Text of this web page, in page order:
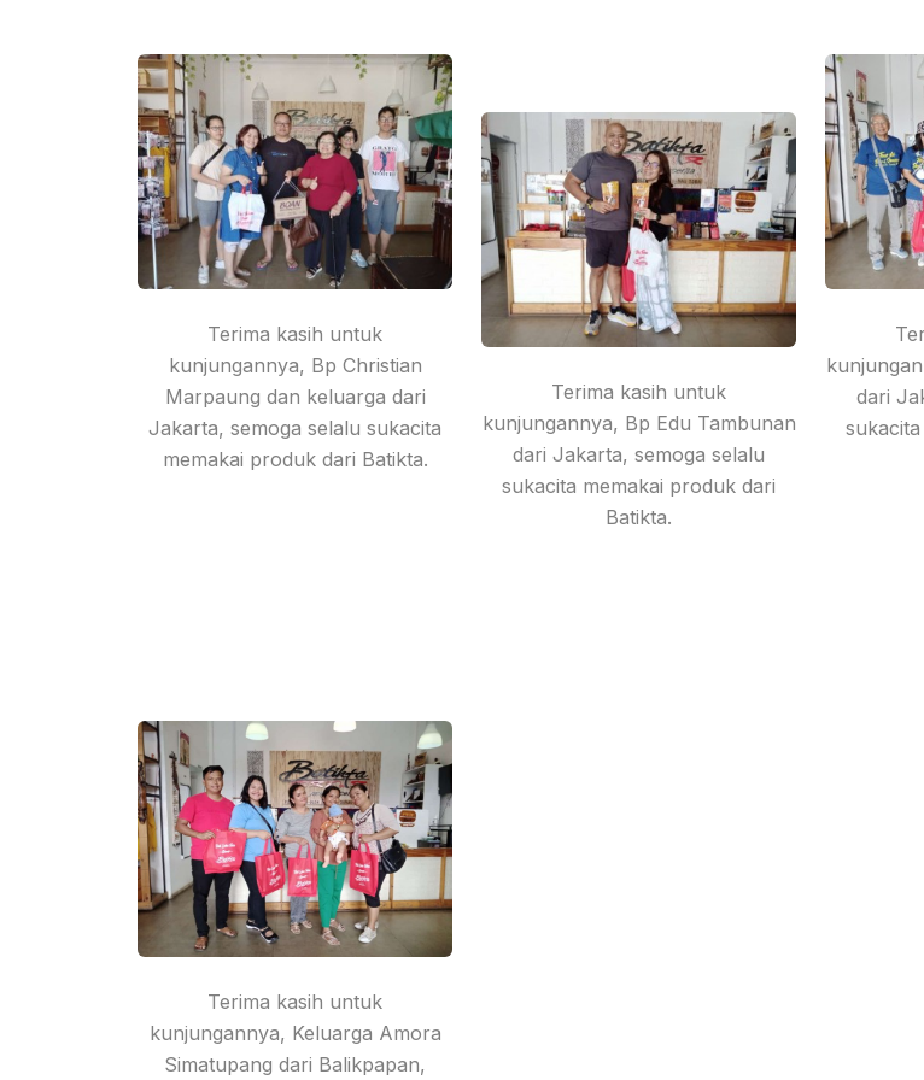
Terima kasih untuk
kunjungannya, Bp Christian
Marpaung dan keluarga dari
Jakarta, semoga selalu sukacita
memakai produk dari Batikta.
Terima kasih untuk
kunjungannya, Bp Edu Tambunan
dari Jakarta, semoga selalu
sukacita memakai produk dari
Batikta.
dari
Terima kasih untuk
kunjungannya, Keluarga Amora
Simatupang dari Balikpapan,